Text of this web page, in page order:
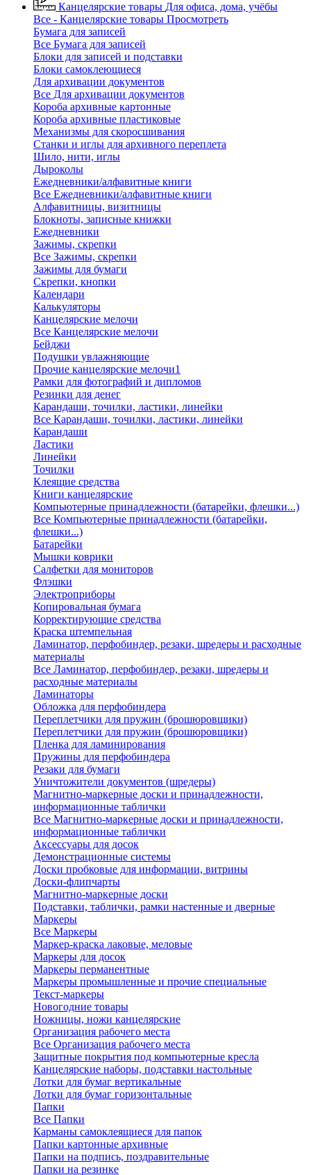
Канцелярские товары Для офиса, дома, учёбы
Все - Канцелярские товары Просмотреть
Бумага для записей
Все Бумага для записей
Блоки для записей и подставки
Блоки самоклеющиеся
Для архивации документов
Все Для архивации документов
Короба архивные картонные
Короба архивные пластиковые
Механизмы для скоросшивания
Станки и иглы для архивного переплета
Шило, нити, иглы
Дыроколы
Ежедневники/алфавитные книги
Все Ежедневники/алфавитные книги
Алфавитницы, визитницы
Блокноты, записные книжки
Ежедневники
Зажимы, скрепки
Все Зажимы, скрепки
Зажимы для бумаги
Скрепки, кнопки
Календари
Калькуляторы
Канцелярские мелочи
Все Канцелярские мелочи
Бейджи
Подушки увлажняющие
Прочие канцелярские мелочи1
Рамки для фотографий и дипломов
Резинки для денег
Карандаши, точилки, ластики, линейки
Все Карандаши, точилки, ластики, линейки
Карандаши
Ластики
Линейки
Точилки
Клеящие средства
Книги канцелярские
Компьютерные принадлежности (батарейки, флешки...)
Все Компьютерные принадлежности (батарейки,
флешки...)
Батарейки
Мышки коврики
Салфетки для мониторов
Флэшки
Электроприборы
Копировальная бумага
Корректирующие средства
Краска штемпельная
Ламинатор, перфобиндер, резаки, шредеры и расходные
материалы
Все Ламинатор, перфобиндер, резаки, шредеры и
расходные материалы
Ламинаторы
Обложка для перфобиндера
Переплетчики для пружин (брошюровщики)
Переплетчики для пружин (брошюровщики)
Пленка для ламинирования
Пружины для перфобиндера
Резаки для бумаги
Уничтожители документов (шредеры)
Магнитно-маркерные доски и принадлежности,
информационные таблички
Все Магнитно-маркерные доски и принадлежности,
информационные таблички
Аксессуары для досок
Демонстрационные системы
Доски пробковые для информации, витрины
Доски-флипчарты
Магнитно-маркерные доски
Подставки, таблички, рамки настенные и дверные
Маркеры
Все Маркеры
Маркер-краска лаковые, меловые
Маркеры для досок
Маркеры перманентные
Маркеры промышленные и прочие специальные
Текст-маркеры
Новогодние товары
Ножницы, ножи канцелярские
Организация рабочего места
Все Организация рабочего места
Защитные покрытия под компьютерные кресла
Канцелярские наборы, подставки настольные
Лотки для бумаг вертикальные
Лотки для бумаг горизонтальные
Папки
Все Папки
Карманы самоклеящиеся для папок
Папки картонные архивные
Папки на подпись, поздравительные
Папки на резинке